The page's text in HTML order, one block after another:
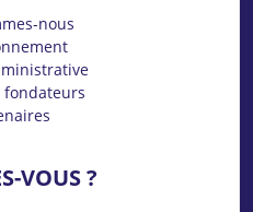
nous
fondateurs
VOUS ?